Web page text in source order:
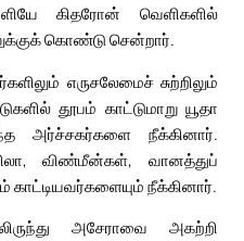
கிதரோன் வெளிகளில்
கொண்டு சென்றார்.
எருசலேமைச் சுற்றிலும்
தூபம் காட்டுமாறு யூதா
அர்ச்சகர்களை நீக்கினார்.
விண்மீன்கள், வானத்துப்
நீக்கினார்.
அசேராவை அகற்றி